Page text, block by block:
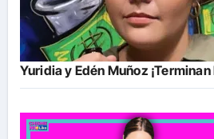
Yuridia y Edén Muñoz